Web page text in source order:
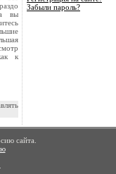
вы
к
Забыли пароль?
сайта.